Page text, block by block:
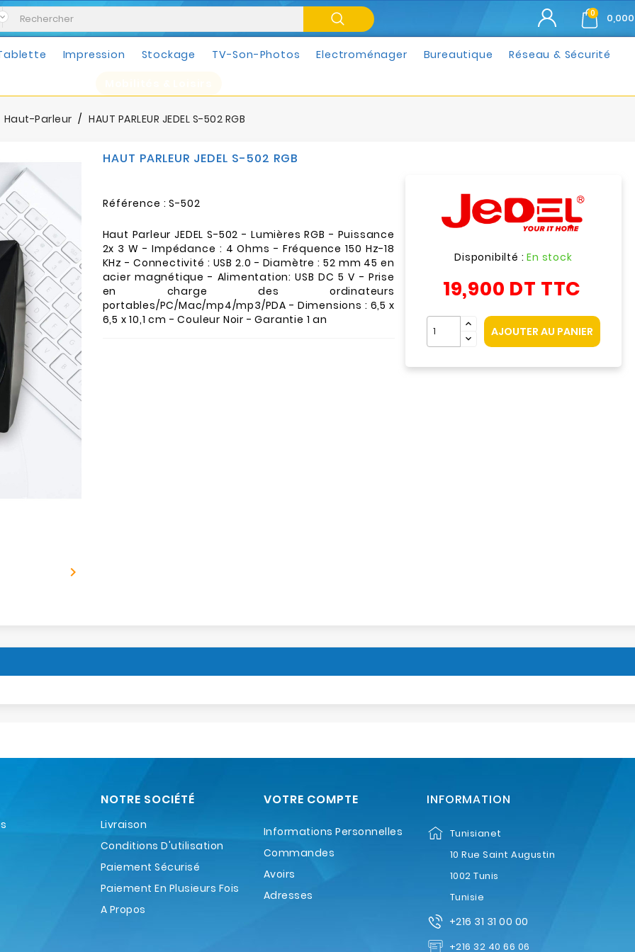
0
Impression Stockage TV-Son-Photos Electroménager Bureautique Réseau & Sécurité
Haut-Parleur HAUT PARLEUR JEDEL S-502 RGB

HAUT PARLEUR JEDEL S-502 RGB
Référence : S-502
Haut Parleur JEDEL S-502 - Lumières RGB - Puissance
2x 3 W - Impédance : 4 Ohms - Fréquence 150 Hz-18
KHz - Connectivité : USB 2.0 - Diamètre : 52 mm 45 en
acier magnétique - Alimentation: USB DC 5 V - Prise
en charge des ordinateurs
portables/PC/Mac/mp4/mp3/PDA - Dimensions : 6,5 x
6,5 x 10,1 cm - Couleur Noir - Garantie 1 an
Disponibilté :En stock
19,900 DT TTC
AJOUTER AU PANIER
NOTRE SOCIÉTÉ
Livraison
Conditions D'utilisation
Paiement Sécurisé
Paiement En Plusieurs Fois
A Propos
VOTRE COMPTE
Informations Personnelles
Commandes
Avoirs
Adresses
INFORMATION
Tunisianet
10 Rue Saint Augustin
1002 Tunis
Tunisie
+216 31 31 00 00
+216 32 40 66 06